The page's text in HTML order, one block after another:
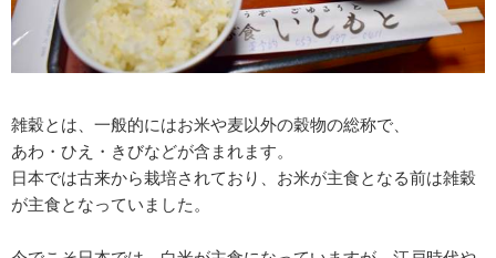
雑穀とは、一般的にはお米や麦以外の穀物の総称で、
あわ・ひえ・きびなどが含まれます。
日本では古来から栽培されており、お米が主食となる前は雑穀
が主食となっていました。